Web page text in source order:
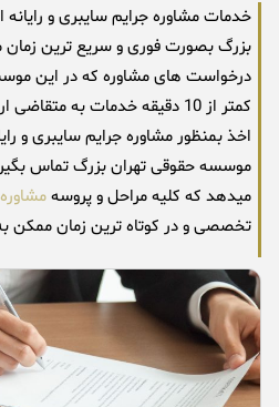
خدمات مشاوره جرایم سایبری و
بزرگ بصورت فوری و سریع ترین زمان
درخواست های مشاوره که در این
کمتر از 10 دقیقه خدمات به
اخذ بمنظور مشاوره جرایم سایبری و
موسسه حقوقی تهران بزرگ تماس
میدهد که کلیه مراحل و پروسه
تخصصی و در کوتاه ترین زمان ممکن به